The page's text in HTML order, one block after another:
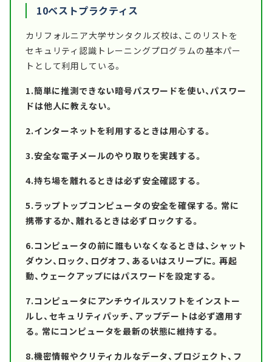
10ベストプラクティス
カリフォルニア大学サンタクルズ校は、このリストを
セキュリティ認識トレーニングプログラムの基本パー
トとして利用している。
1.簡単に推測できない暗号パスワードを使い、パスワー
ドは他人に教えない。
2.インターネットを利用するときは用心する。
3.安全な電子メールのやり取りを実践する。
4.持ち場を離れるときは必ず安全確認する。
5.ラップトップコンピュータの安全を確保する。常に
携帯するか、離れるときは必ずロックする。
6.コンピュータの前に誰もいなくなるときは、シャット
ダウン、ロック、ログオフ、あるいはスリープに。再起
動、ウェークアップにはパスワードを設定する。
7.コンピュータにアンチウイルスソフトをインストー
ルし、セキュリティパッチ、アップデートは必ず適用す
る。常にコンピュータを最新の状態に維持する。
8.機密情報やクリティカルなデータ、プロジェクト、フ